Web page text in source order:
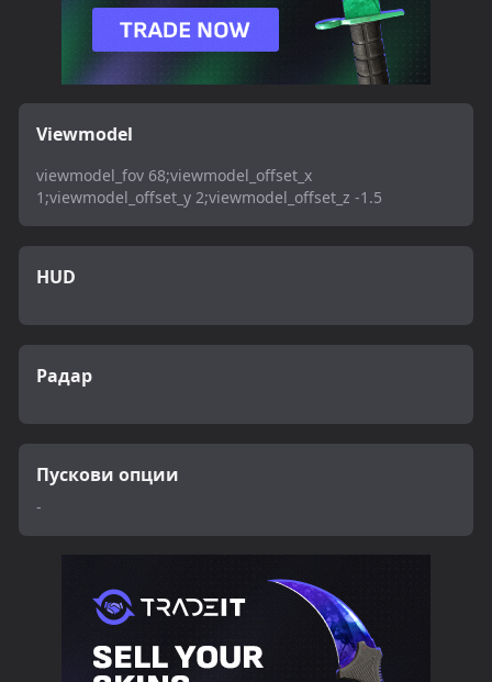
Viewmodel
viewmodel_fov 68;viewmodel_offset_x
1;viewmodel_offset_y 2;viewmodel_offset_z -1.5
HUD
Радар
Пускови опции
-